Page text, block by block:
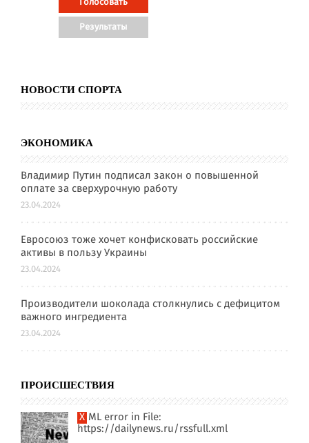
НОВОСТИ СПОРТА
ЭКОНОМИКА
Владимир Путин подписал закон о повышенной
оплате за сверхурочную работу
23.04.2024
Евросоюз тоже хочет конфисковать российские
активы в пользу Украины
23.04.2024
Производители шоколада столкнулись с дефицитом
важного ингредиента
23.04.2024
ПРОИСШЕСТВИЯ
XML error in File:
https://dailynews.ru/rssfull.xml